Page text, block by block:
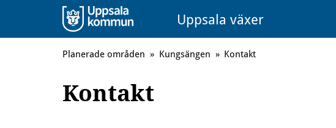
Uppsala växer
Planerade områden » Kungsängen » Kontakt
Kontakt